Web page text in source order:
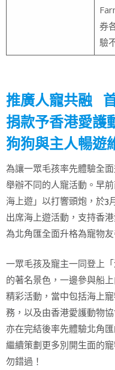
券
驗
推廣人寵共融
捐款予香港愛
狗狗與主人暢遊
為讓一眾毛孩率先體驗全
舉辦不同的人寵活動。早
海上遊」以打響頭炮，於3
出席海上遊活動，支持香
為北角匯全面升格為寵物
一眾毛孩及寵主一同登上
的著名景色，一邊參與船
精彩活動，當中包括海上
務，以及由香港愛護動物
亦在完結後率先體驗北角
繼續策劃更多別開生面的
勿錯過！